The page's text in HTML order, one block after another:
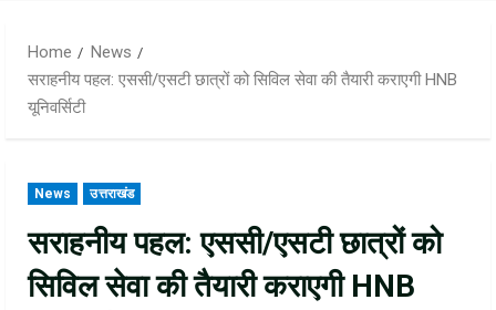
Home
News
सराहनीय पहल: एससी/एसटी छात्रों को सिविल सेवा की तैयारी कराएगी HNB
यूनिवर्सिटी
News उत्तराखंड
सराहनीय पहल: एससी/एसटी छात्रों को
सिविल सेवा की तैयारी कराएगी HNB